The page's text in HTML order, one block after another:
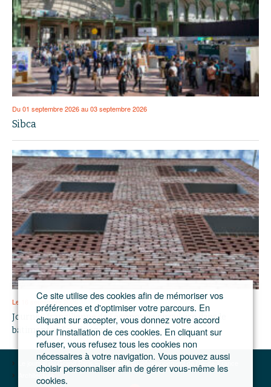
Du 01 septembre 2026 au 03 septembre 2026
Sibca
Le 16 septembre 2026
Journée francilienne de l’économie circulaire dans le
bâtiment et l’aménagement
Le journal du Grand Paris – L'actualité du développement de l'Ile-de-France
Architecture
Ce site utilise des cookies afin de mémoriser vos
préférences et d'optimiser votre parcours. En
cliquant sur accepter, vous donnez votre accord
pour l'installation de ces cookies. En cliquant sur
refuser, vous refusez tous les cookies non
nécessaires à votre navigation. Vous pouvez aussi
choisir personnaliser afin de gérer vous-même les
cookies.